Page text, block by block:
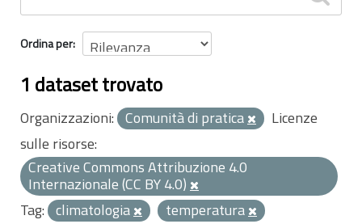
Ordina per
1 dataset trovato
Organizzazioni: Comunità di pratica
Licenze
sulle risorse:
Creative Commons Attribuzione 4.0
Internazionale (CC BY 4.0)
Tag: climatologia
temperatura